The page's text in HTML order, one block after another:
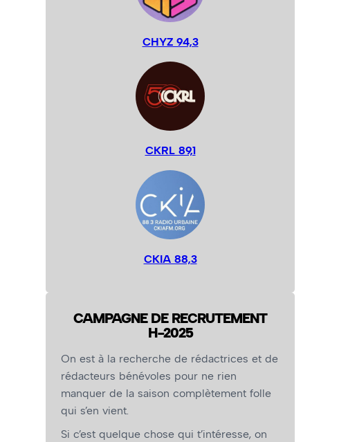
CHYZ 94,3
CKRL 89,1
CKIA 88,3
CAMPAGNE DE RECRUTEMENT
H-2025
On est à la recherche de rédactrices et de
rédacteurs bénévoles pour ne rien
manquer de la saison complètement folle
qui s’en vient.
Si c’est quelque chose qui t’intéresse, on